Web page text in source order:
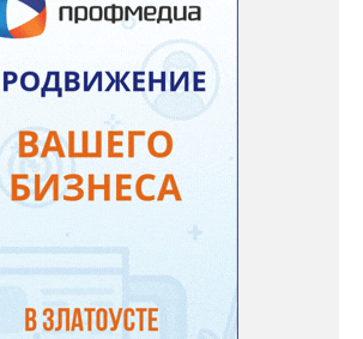
восстановлению подачи воды в дом
Вот уже шесть дней пенсионеры без
женщина (стиль, орфография и
Под обращением есть комментарий
Olga Vyacheslavovna. Она сообщает:
ведёт реконструкцию сетей в
приходится в сложных условиях горной
в процессе бурения иногда
повреждаются существующие вводы
Olga Vyacheslavovna. - Зачастую
в исполнительной документации
близости от трассы
подобный случай требует отдельного
восстановления. Несмотря на
предприятие ежедневно
питьевой водой. Подвоз воды